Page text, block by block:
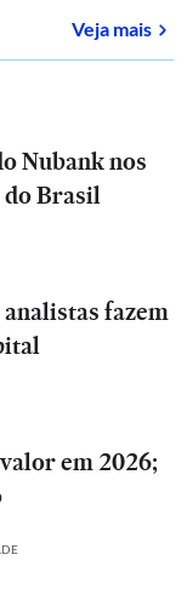
Veja mais
Nubank nos
do Brasil
fazem
em 2026;